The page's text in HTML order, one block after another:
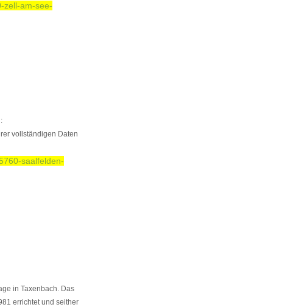
zell-am-see-
vollständigen Daten
saalfelden-
in Taxenbach. Das
errichtet und seither